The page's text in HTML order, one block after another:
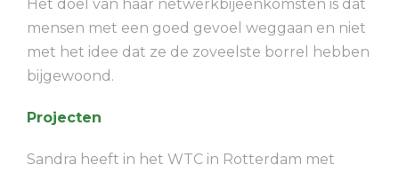
Het doel van haar netwerkbijeenkomsten is dat
mensen met een goed gevoel weggaan en niet
met het idee dat ze de zoveelste borrel hebben
bijgewoond.
Projecten
Sandra heeft in het WTC in Rotterdam met